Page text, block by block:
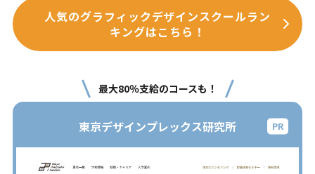
人気のグラフィックデザインスクールラン
キングはこちら！
最大80％支給のコースも！
東京デザインプレックス研究所